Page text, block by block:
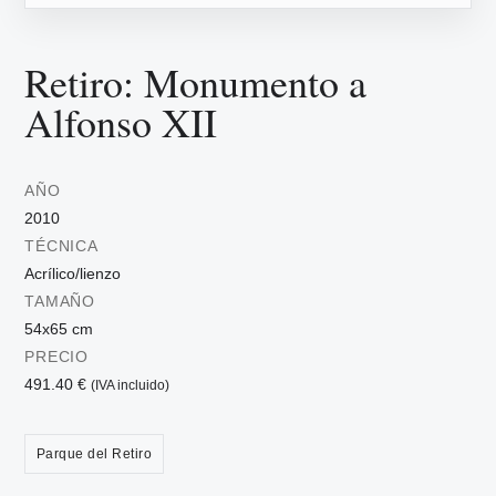
Retiro: Monumento a
Alfonso XII
AÑO
2010
TÉCNICA
Acrílico/lienzo
TAMAÑO
54x65 cm
PRECIO
491.40 € (IVA incluido)
Parque del Retiro